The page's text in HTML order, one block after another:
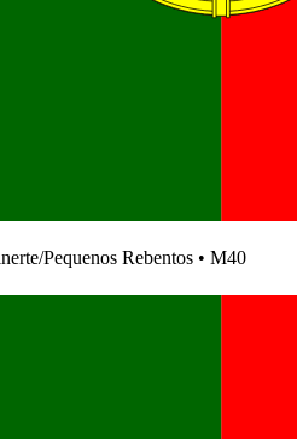
Pequenos Rebentos • M40